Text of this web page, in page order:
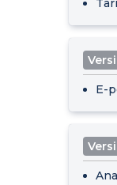
E-